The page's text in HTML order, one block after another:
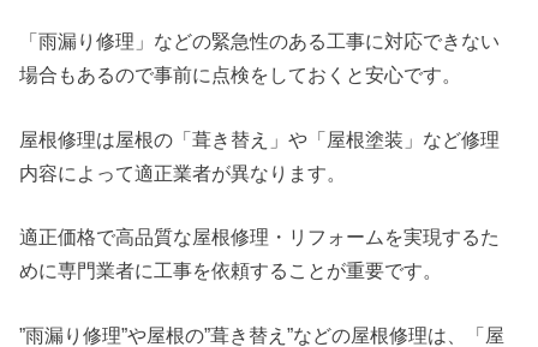
「雨漏り修理」などの緊急性のある工事に対応できない
場合もあるので事前に点検をしておくと安心です。
屋根修理は屋根の「葺き替え」や「屋根塗装」など修理
内容によって適正業者が異なります。
適正価格で高品質な屋根修理・リフォームを実現するた
めに専門業者に工事を依頼することが重要です。
”雨漏り修理”や屋根の”葺き替え”などの屋根修理は、「屋